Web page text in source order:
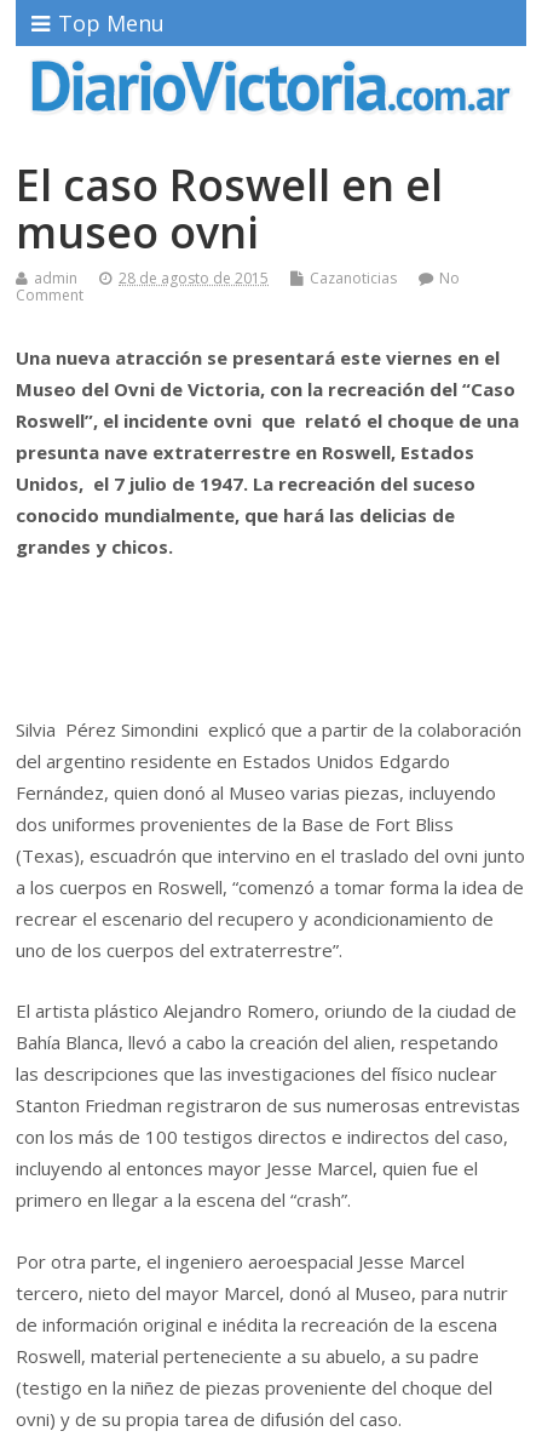
Top Menu
El caso Roswell en el
museo ovni
admin 28 de agosto de 2015 Cazanoticias
No
Comment
Una nueva atracción se presentará este viernes en el
Museo del Ovni de Victoria, con la recreación del “Caso
Roswell”, el incidente ovni que relató el choque de una
presunta nave extraterrestre en Roswell, Estados
Unidos, el 7 julio de 1947. La recreación del suceso
conocido mundialmente, que hará las delicias de
grandes y chicos.
Silvia Pérez Simondini explicó que a partir de la colaboración
del argentino residente en Estados Unidos Edgardo
Fernández, quien donó al Museo varias piezas, incluyendo
dos uniformes provenientes de la Base de Fort Bliss
(Texas), escuadrón que intervino en el traslado del ovni junto
a los cuerpos en Roswell, “comenzó a tomar forma la idea de
recrear el escenario del recupero y acondicionamiento de
uno de los cuerpos del extraterrestre”.
El artista plástico Alejandro Romero, oriundo de la ciudad de
Bahía Blanca, llevó a cabo la creación del alien, respetando
las descripciones que las investigaciones del físico nuclear
Stanton Friedman registraron de sus numerosas entrevistas
con los más de 100 testigos directos e indirectos del caso,
incluyendo al entonces mayor Jesse Marcel, quien fue el
primero en llegar a la escena del “crash”.
Por otra parte, el ingeniero aeroespacial Jesse Marcel
tercero, nieto del mayor Marcel, donó al Museo, para nutrir
de información original e inédita la recreación de la escena
Roswell, material perteneciente a su abuelo, a su padre
(testigo en la niñez de piezas proveniente del choque del
ovni) y de su propia tarea de difusión del caso.